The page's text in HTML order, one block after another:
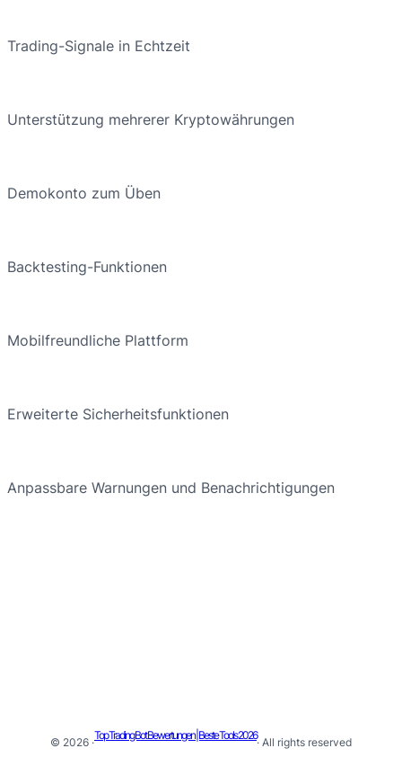
Trading-Signale in Echtzeit
Unterstützung mehrerer Kryptowährungen
Demokonto zum Üben
Backtesting-Funktionen
Mobilfreundliche Plattform
Erweiterte Sicherheitsfunktionen
Anpassbare Warnungen und Benachrichtigungen
© 2026 ·
Top Trading Bot Bewertungen | Beste Tools 2026
· All rights reserved